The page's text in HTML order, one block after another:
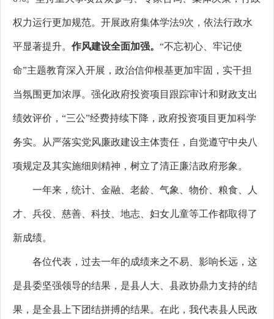
权力运行更加规范。开展政府集体学法9次，依法行政水
平显著提升。 作风建设全面加强。 “不忘初心、牢记使
命”主题教育深入开展，政治信仰根基更加牢固，实干担
当氛围更加浓厚。强化政府投资项目跟踪审计和财政支出
绩效评价，“三公”经费持续下降，政府投资项目更加科学
务实。从严落实党风廉政建设主体责任，自觉遵守中央八
项规定及其实施细则精神，树立了清正廉洁政府形象。
一年来，统计、金融、老龄、气象、物价、粮食、人
才、兵役、慈善、科技、地志、妇女儿童等工作都取得了
新成绩。
各位代表，过去一年的成绩来之不易、影响长远，这
是县委坚强领导的结果，是县人大、县政协鼎力支持的结
果，是全县上下团结拼搏的结果。在此， 我代表县人民政